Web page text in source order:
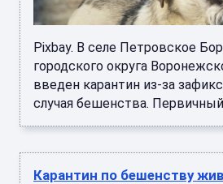
Pixbay. В селе Петровское
городского округа
введен карантин из-за
случая бешенства. Первичный
Карантин по бешенству